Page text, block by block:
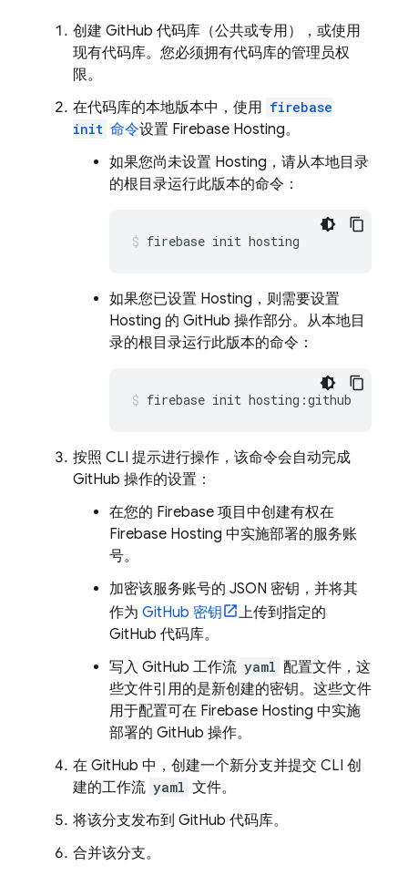
创建 GitHub 代码库（公共或专用），或使用
现有代码库。您必须拥有代码库的管理员权
限。
在代码库的本地版本中，使用 firebase
init 命令设置 Firebase Hosting。
如果您尚未设置 Hosting ，请从本地目录
的根目录运行此版本的命令：
firebase init hosting
如果您已设置 Hosting ，则需要设置
Hosting 的 GitHub 操作部分。从本地目
录的根目录运行此版本的命令：
firebase init hosting:github
按照 CLI 提示进行操作，该命令会自动完成
GitHub 操作的设置：
在您的 Firebase 项目中创建有权在
Firebase Hosting 中实施部署的服务账
号。
加密该服务账号的 JSON 密钥，并将其
作为 GitHub 密钥
上传到指定的
GitHub 代码库。
写入 GitHub 工作流 yaml 配置文件，这
些文件引用的是新创建的密钥。这些文件
用于配置可在 Firebase Hosting 中实施
部署的 GitHub 操作。
在 GitHub 中，创建一个新分支并提交 CLI 创
建的工作流 yaml 文件。
将该分支发布到 GitHub 代码库。
合并该分支。